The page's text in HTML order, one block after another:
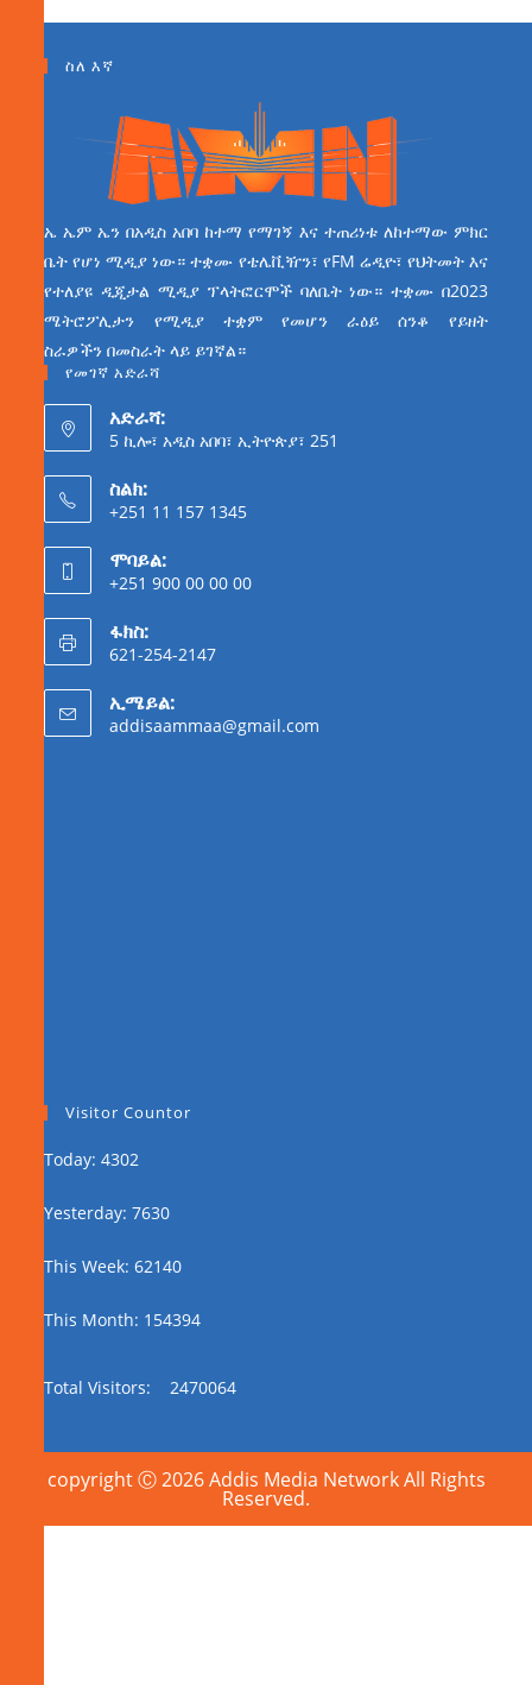
ስለ እኛ
ኤ ኤም ኤን በአዲስ አበባ ከተማ የማገኝ እና ተጠሪነቱ ለከተማው ምክር
ቤት የሆነ ሚዲያ ነው። ተቋሙ የቴሌቪዥን፣ የFM ሬዲዮ፣ የህትመት እና
የተለያዩ ዲጂታል ሚዲያ ፕላትፎርሞች ባለቤት ነው። ተቋሙ በ2023
ሜትሮፖሊታን የሚዲያ ተቋም የመሆን ራዕይ ሰንቆ የይዘት
ስራዎችን በመስራት ላይ ይገኛል።
የመገኛ አድራሻ
አድራሻ:
5 ኪሎ፣ አዲስ አበባ፣ ኢትዮጵያ፣ 251
ስልክ:
+251 11 157 1345
ሞባይል:
+251 900 00 00 00
ፋክስ:
621-254-2147
ኢሜይል:
addisaammaa@gmail.com
Visitor Countor
Today: 4302
Yesterday: 7630
This Week: 62140
This Month: 154394
Total Visitors: 2470064
copyright Ⓒ 2026 Addis Media Network All Rights
Reserved.